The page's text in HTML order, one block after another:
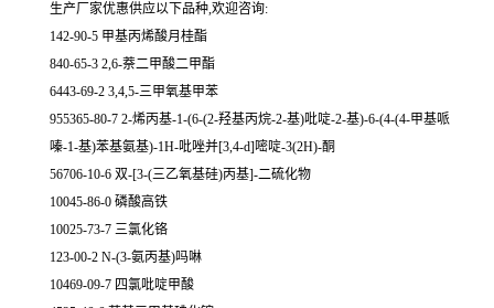
生产厂家优惠供应以下品种,欢迎咨询:
142-90-5 甲基丙烯酸月桂酯
840-65-3 2,6-萘二甲酸二甲酯
6443-69-2 3,4,5-三甲氧基甲苯
955365-80-7 2-烯丙基-1-(6-(2-羟基丙烷-2-基)吡啶-2-基)-6-(4-(4-甲基哌
嗪-1-基)苯基氨基)-1H-吡唑并[3,4-d]嘧啶-3(2H)-酮
56706-10-6 双-[3-(三乙氧基硅)丙基]-二硫化物
10045-86-0 磷酸高铁
10025-73-7 三氯化铬
123-00-2 N-(3-氨丙基)吗啉
10469-09-7 四氯吡啶甲酸